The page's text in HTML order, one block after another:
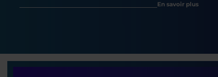
En savoir plus